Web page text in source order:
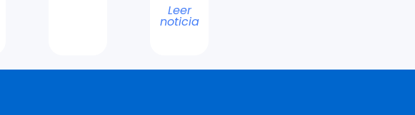
Leer
noticia